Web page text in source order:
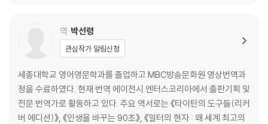
자기가 한 일과 하지 않은 일 모두를 책임진다는 것
‘나 하나만 잘하면 된다’는 주문이 모여
팀의 사기를 높이는 태도, 성실성
내면의 통제광 다스리기
미루는 습관 버리는 3가지 기술
성공하는 사람들의 7가지 습관
주변 사람을 실망시키지만 않아도 성공이다
역 박선령
관심작가 알림신청
세종대학교 영어영문학과를 졸업하고 MBC방송문화원 영상번역과
정을 수료하였다. 현재 번역 에이전시 엔터스코리아에서 출판기획 및
전문 번역가로 활동하고 있다. 주요 역서로는 《타이탄의 도구들(리커
버 에디션)》, 《인생을 바꾸는 90초》, 《일터의 현자 : 왜 세계 최고의